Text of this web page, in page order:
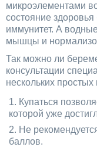
микроэлементами
состояние
иммунитет. А
мышцы и
Так можно ли
консультации
нескольких простых
Купаться
которой уже
Не
баллов.